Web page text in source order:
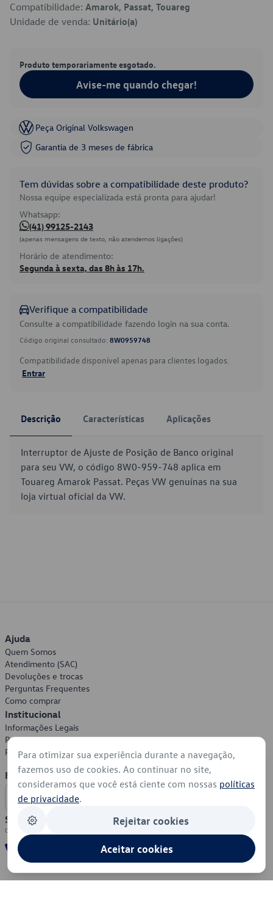
Compatibilidade: Amarok, Passat, Touareg
Unidade de venda: Unitário(a)
Produto temporariamente esgotado.
Avise-me quando chegar!
Peça Original Volkswagen
Garantia de 3 meses de fábrica
Tem dúvidas sobre a compatibilidade deste produto?
Nossa equipe especializada está pronta para ajudar!
Whatsapp:
(41) 99125-2143
(apenas mensagens de texto, não atendemos ligações)
Horário de atendimento:
Segunda à sexta, das 8h às 17h.
Verifique a compatibilidade
Consulte a compatibilidade fazendo login na sua conta.
Código original consultado: 8W0959748
Compatibilidade disponível apenas para clientes logados.
Entrar
Descrição Características Aplicações
Interruptor de Ajuste de Posição de Banco original
para seu VW, o código 8W0-959-748 aplica em
Touareg Amarok Passat. Peças VW genuínas na sua
loja virtual oficial da VW.
Ajuda
Quem Somos
Atendimento (SAC)
Devoluções e trocas
Perguntas Frequentes
Como comprar
Institucional
Informações Legais
Política de Privacidade
Política de Cookies
Formas de Pagamento
Segurança
Para otimizar sua experiência durante a navegação,
fazemos uso de cookies. Ao continuar no site,
consideramos que você está ciente com nossas políticas
de privacidade.
Rejeitar cookies
Aceitar cookies